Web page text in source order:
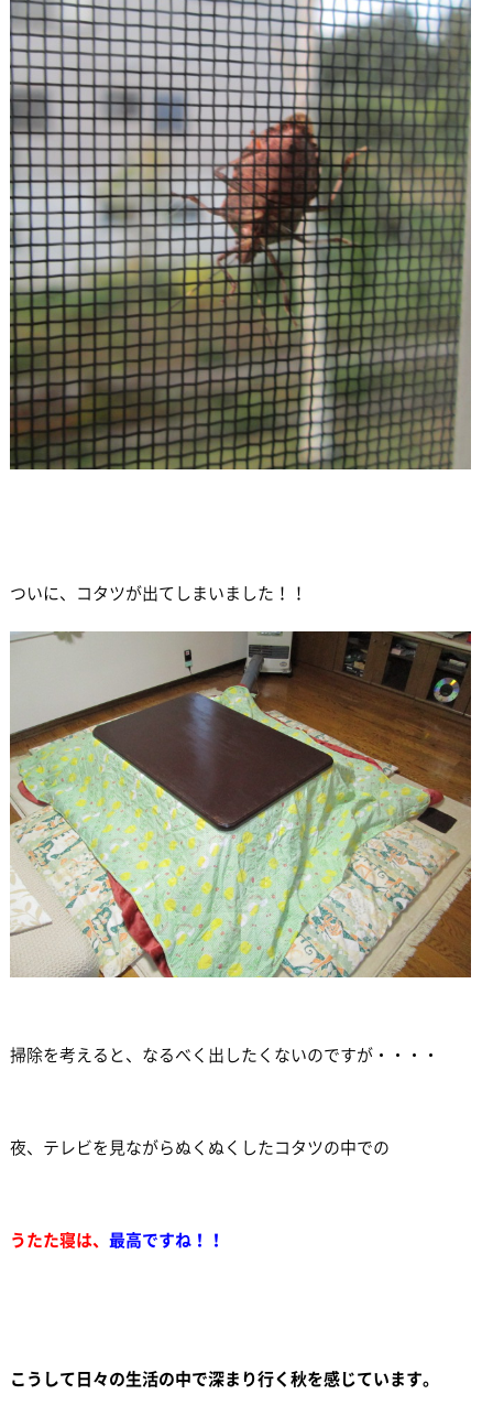
ついに、コタツが出てしまいました！！
掃除を考えると、なるべく出したくないのですが・・・・
夜、テレビを見ながらぬくぬくしたコタツの中での
うたた寝は、 最高ですね！！
こうして日々の生活の中で深まり行く秋を感じています。